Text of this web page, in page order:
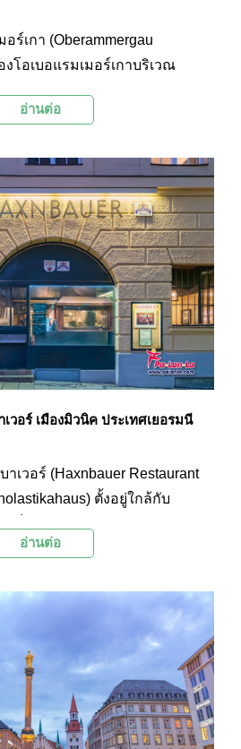
ร์เกา (Oberammergau
งโอเบอแรมเมอร์เกาบริเวณ
ทางใต้ประมาณ 90 กิโลเมตร
บ้านที่มีเอกลักษณ์เฉพาะตัว
าคารบ้านเรือนด้วยภาพเขียน
วิตชนบท มีศิลปาชีพท้องถิ่นเป็น
ามสวยงามขึ้นชื่อ และเป็น
กรระดับโลกที่ชื่อว่า The
อุปรากรที่ถ่ายทอดเรื่องราวทาง
นสิบปีต่อหนึ่งครั้ง โดยจะจัดขึ้น
Play Theater ซึ่งมีผู้เข้าชม
ด้วยเหตุนี้ โอเบอร์แรมเมอร์
านที่ท่องเที่ยวใกล้กับเมืองมิวนิค
งเมื่อมาท่องเที่ยวในบริเวณนี้
อ่านต่อ
วอร์ เมืองมิวนิค ประเทศเยอรมนี
เวอร์ (Haxnbauer Restaurant
ตั้งอยู่ใกล้กับ
อยปี ปัจจุบันเป็นหนึ่งในร้าน
เที่ยวเป็นอย่างมาก โดยอาหาร
เป็นขาหมูเยอรมันที่
ไพรสูตรพิเศษไว้ 24 ชั่วโมง
นไม้บีช ขาหมูจึงมีกลิ่นหอมที่
สชาติอร่อยแบบกรอบนอกนุ่ม
ารแฮ็กซินเบาเวอร์จึงเป็นร้าน
อ่านต่อ